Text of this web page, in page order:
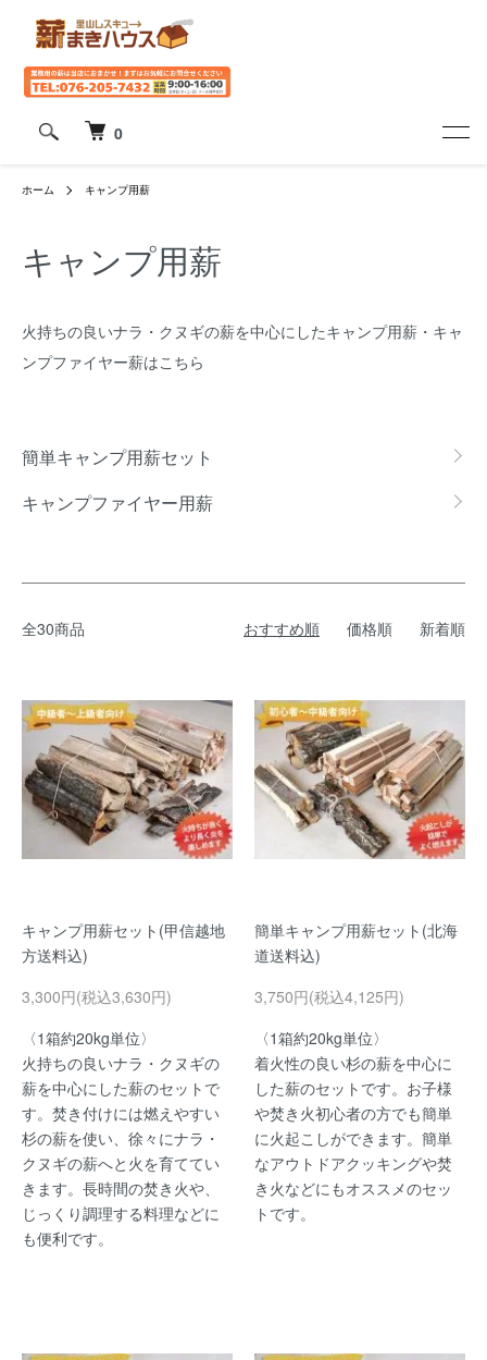
0
ホーム キャンプ用薪
キャンプ用薪
火持ちの良いナラ・クヌギの薪を中心にしたキャンプ用薪・キャ
ンプファイヤー薪はこちら
グループ一覧
簡単キャンプ用薪セット
キャンプファイヤー用薪
全30商品 おすすめ順 価格順 新着順
キャンプ用薪セット(甲信越地
方送料込)
3,300円(税込3,630円)
〈1箱約20kg単位〉
火持ちの良いナラ・クヌギの
薪を中心にした薪のセットで
す。焚き付けには燃えやすい
杉の薪を使い、徐々にナラ・
クヌギの薪へと火を育ててい
きます。長時間の焚き火や、
じっくり調理する料理などに
も便利です。
簡単キャンプ用薪セット(北海
道送料込)
3,750円(税込4,125円)
〈1箱約20kg単位〉
着火性の良い杉の薪を中心に
した薪のセットです。お子様
や焚き火初心者の方でも簡単
に火起こしができます。簡単
なアウトドアクッキングや焚
き火などにもオススメのセッ
トです。